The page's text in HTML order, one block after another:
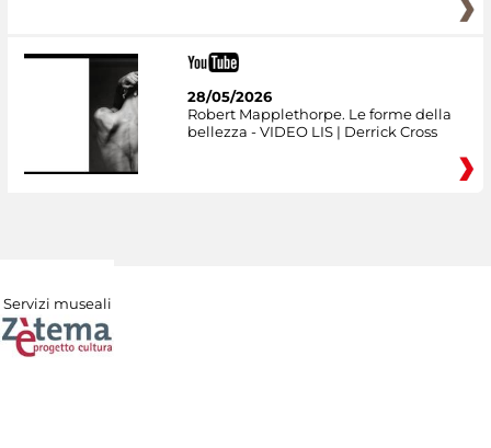
28/05/2026
Robert Mapplethorpe. Le forme della
bellezza - VIDEO LIS | Derrick Cross
Servizi museali